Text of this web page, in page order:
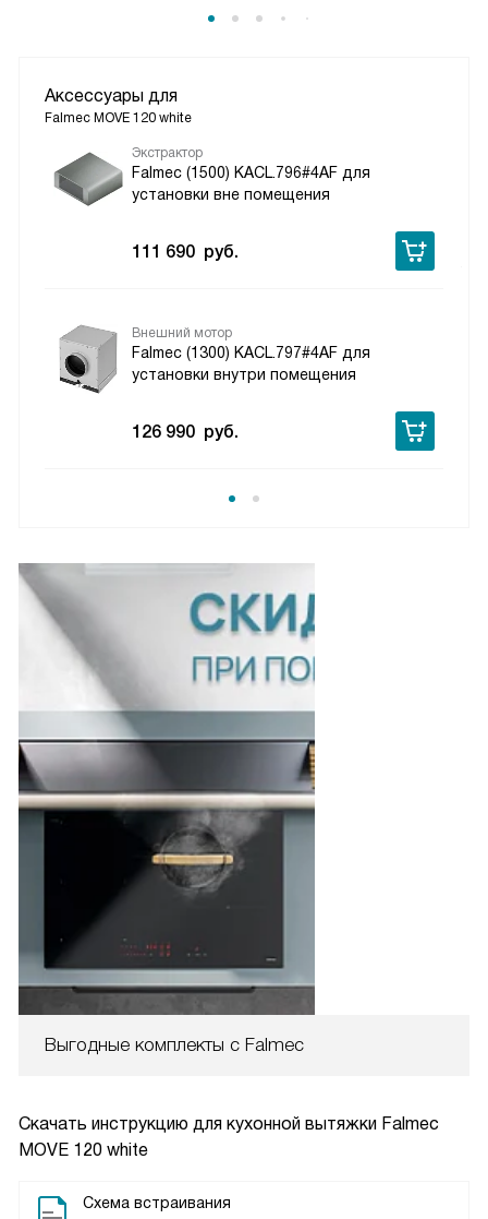
Выгодные комплекты с Falmec
Скачать инструкцию для кухонной вытяжки Falmec
MOVE 120 white
Схема встраивания
Аксессуары для
Falmec MOVE 120 white
Экстрактор
Falmec (1500) KACL.796#4AF для
установки вне помещения
111 690 руб.
Внешний мотор
Falmec (1300) KACL.797#4AF для
установки внутри помещения
126 990 руб.